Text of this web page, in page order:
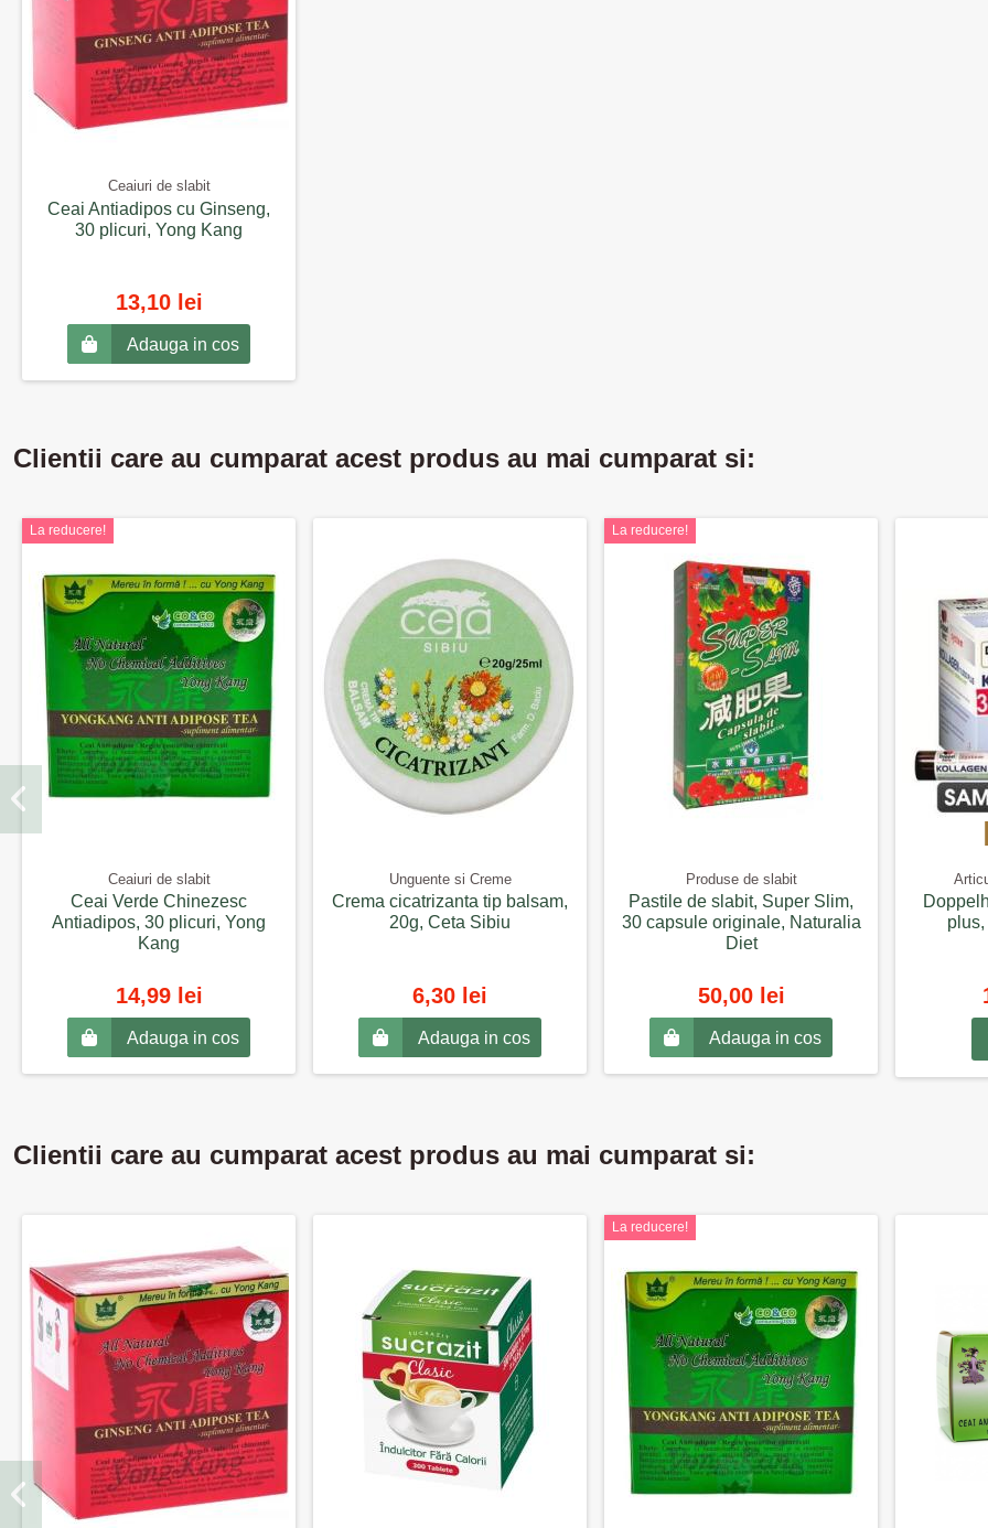
Ceaiuri de slabit
Ceai Antiadipos cu Ginseng,
30 plicuri, Yong Kang
13,10 lei
Adauga in cos
Clientii care au cumparat acest produs au mai cumparat si:
La reducere!
Ceaiuri de slabit
Ceai Verde Chinezesc
Antiadipos, 30 plicuri, Yong
Kang
14,99 lei
Adauga in cos
Unguente si Creme
Crema cicatrizanta tip balsam,
20g, Ceta Sibiu
6,30 lei
Adauga in cos
La reducere!
Produse de slabit
Pastile de slabit, Super Slim,
30 capsule originale, Naturalia
Diet
50,00 lei
Adauga in cos
Clientii care au cumparat acest produs au mai cumparat si:
La reducere!